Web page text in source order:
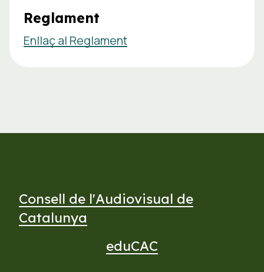
Reglament
Enllaç al Reglament
Consell de l'Audiovisual de
Catalunya
eduCAC